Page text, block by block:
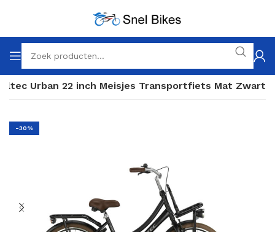
Altec Urban 22 inch Meisjes Transportfiets Mat Zwart
-30%